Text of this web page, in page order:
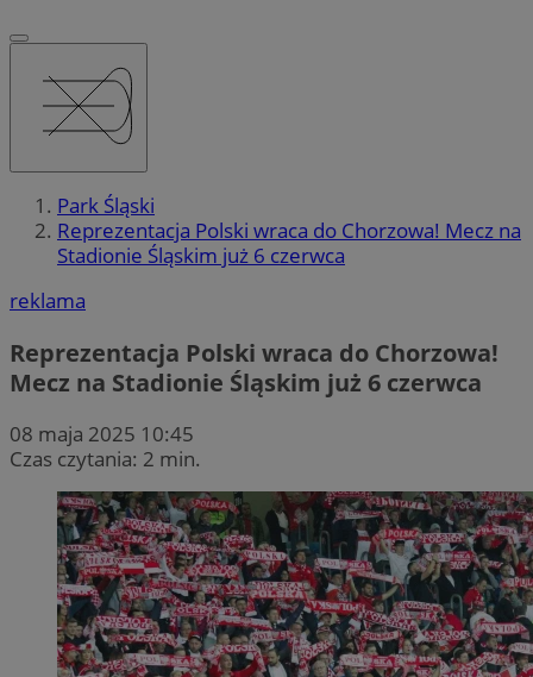
Park Śląski
Reprezentacja Polski wraca do Chorzowa! Mecz na
Stadionie Śląskim już 6 czerwca
reklama
Reprezentacja Polski wraca do Chorzowa!
Mecz na Stadionie Śląskim już 6 czerwca
08 maja 2025 10:45
Czas czytania: 2 min.